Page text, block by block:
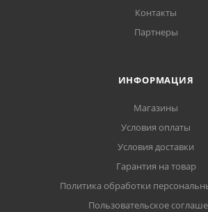
Контакты
Партнеры
ИНФОРМАЦИЯ
Магазины
Условия оплаты
Условия доставки
Гарантия на товар
Политика обработки
Пользовательское